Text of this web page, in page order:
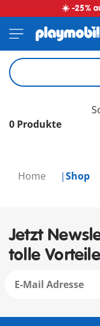
☀️ -25%
Home Shop
0 Produkte
Jetzt
tolle